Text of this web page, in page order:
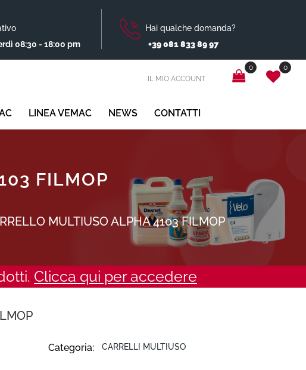
08:30 - 18:00 pm
Hai qualche domanda?
+39 081 833 89 97
IL MIO ACCOUNT
0 0
LINEA VEMAC NEWS CONTATTI
FILMOP
MULTIUSO ALPHA 4103 FILMOP
Clicca qui per accedere
Categoria: CARRELLI MULTIUSO